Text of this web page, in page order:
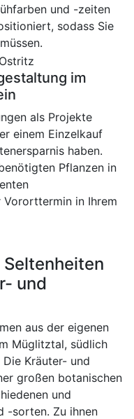
und -zeiten
sodass Sie
im
als Projekte
einem Einzelkauf
haben.
Pflanzen in
Vororttermin in Ihrem
und
aus der eigenen
Müglitztal, südlich
Kräuter- und
großen botanischen
und
-sorten. Zu ihnen